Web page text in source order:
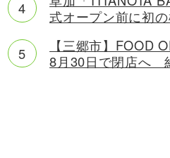
式オープン前に初
【三郷市】FOOD
8月30日で閉店へ